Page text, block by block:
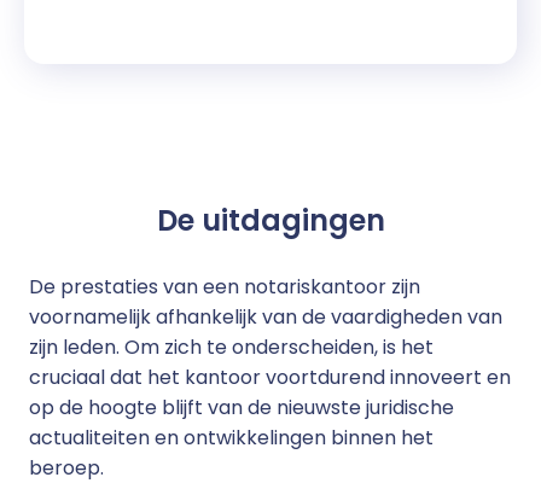
De uitdagingen
De prestaties van een notariskantoor zijn
voornamelijk afhankelijk van de vaardigheden van
zijn leden. Om zich te onderscheiden, is het
cruciaal dat het kantoor voortdurend innoveert en
op de hoogte blijft van de nieuwste juridische
actualiteiten en ontwikkelingen binnen het
beroep.